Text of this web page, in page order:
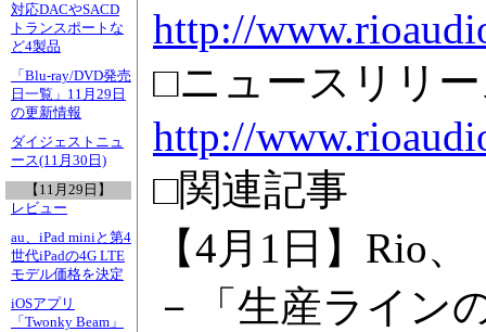
対応DACやSACD
トランスポートな
ど4製品
「Blu-ray/DVD発売
日一覧」11月29日
の更新情報
ダイジェストニュ
ース(11月30日)
【11月29日】
レビュー
au、iPad miniと第4
世代iPadの4G LTE
モデル価格を決定
iOSアプリ
「Twonky Beam」
http://
□ニュースリリ
http://
□関連記事
【4月1日】Rio
－「生産ライン